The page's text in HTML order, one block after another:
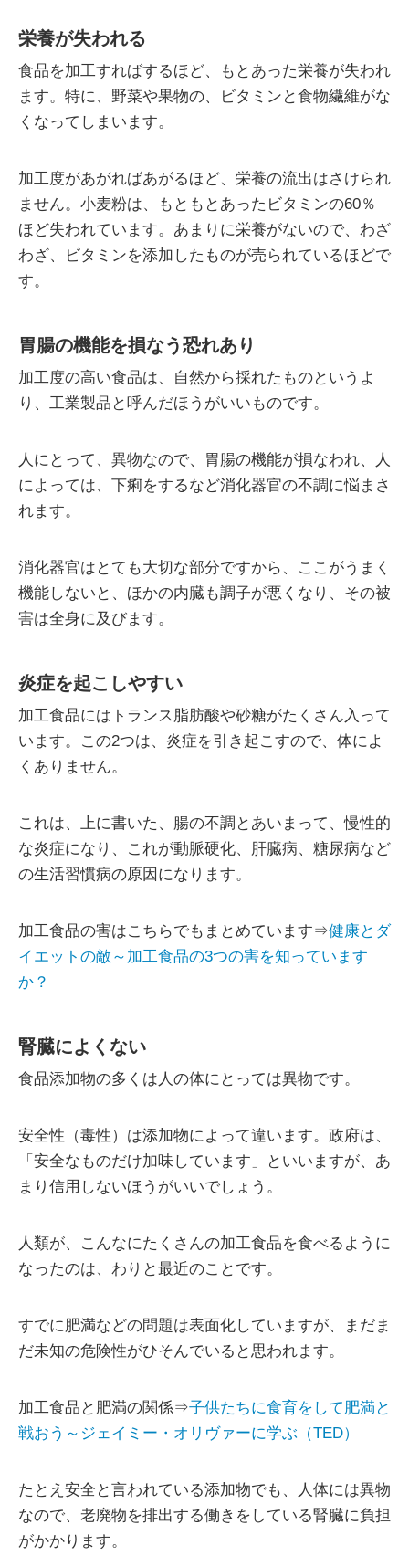
栄養が失われる
食品を加工すればするほど、もとあった栄養が失われ
ます。特に、野菜や果物の、ビタミンと食物繊維がな
くなってしまいます。
加工度があがればあがるほど、栄養の流出はさけられ
ません。小麦粉は、もともとあったビタミンの60％
ほど失われています。あまりに栄養がないので、わざ
わざ、ビタミンを添加したものが売られているほどで
す。
胃腸の機能を損なう恐れあり
加工度の高い食品は、自然から採れたものというよ
り、工業製品と呼んだほうがいいものです。
人にとって、異物なので、胃腸の機能が損なわれ、人
によっては、下痢をするなど消化器官の不調に悩まさ
れます。
消化器官はとても大切な部分ですから、ここがうまく
機能しないと、ほかの内臓も調子が悪くなり、その被
害は全身に及びます。
炎症を起こしやすい
加工食品にはトランス脂肪酸や砂糖がたくさん入って
います。この2つは、炎症を引き起こすので、体によ
くありません。
これは、上に書いた、腸の不調とあいまって、慢性的
な炎症になり、これが動脈硬化、肝臓病、糖尿病など
の生活習慣病の原因になります。
加工食品の害はこちらでもまとめています⇒健康とダ
イエットの敵～加工食品の3つの害を知っています
か？
腎臓によくない
食品添加物の多くは人の体にとっては異物です。
安全性（毒性）は添加物によって違います。政府は、
「安全なものだけ加味しています」といいますが、あ
まり信用しないほうがいいでしょう。
人類が、こんなにたくさんの加工食品を食べるように
なったのは、わりと最近のことです。
すでに肥満などの問題は表面化していますが、まだま
だ未知の危険性がひそんでいると思われます。
加工食品と肥満の関係⇒子供たちに食育をして肥満と
戦おう～ジェイミー・オリヴァーに学ぶ（TED）
たとえ安全と言われている添加物でも、人体には異物
なので、老廃物を排出する働きをしている腎臓に負担
がかかります。